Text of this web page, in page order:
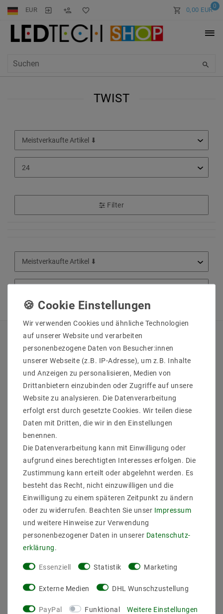
EUR 0
0,00 EUR
TWIST
Filter
QUICKLINKS
Ihr Shop-Konto
Barrierefreiheitserklärung
Vertrag widerrufen
SICHER BEZAHLEN
Wir verwenden Cookies und ähnliche Technologien
auf unserer Website und verarbeiten
personenbezogene Daten von Besucher:innen
unserer Webseite (z.B. IP-Adresse), um z.B. Inhalte
und Anzeigen zu personalisieren, Medien von
Drittanbietern einzubinden oder Zugriffe auf unsere
Website zu analysieren. Die Datenverarbeitung
erfolgt erst durch gesetzte Cookies. Wir teilen diese
Daten mit Dritten, die wir in den Einstellungen
benennen.
Die Datenverarbeitung kann mit Einwilligung oder
aufgrund eines berechtigten Interesses erfolgen. Die
Zustimmung kann erteilt oder abgelehnt werden. Es
besteht das Recht, nicht einzuwilligen und die
Einwilligung zu einem späteren Zeitpunkt zu ändern
oder zu widerrufen. Beachten Sie unser Impressum
und weitere Hinweise zur Verwendung
personenbezogener Daten in unserer Daten­schutz­
erklärung.
Essenziell Statistik Marketing
Externe Medien DHL Wunschzustellung
PayPal Funktional Weitere Einstellungen